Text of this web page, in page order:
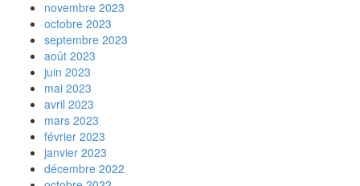
novembre 2023
octobre 2023
septembre 2023
août 2023
juin 2023
mai 2023
avril 2023
mars 2023
février 2023
janvier 2023
décembre 2022